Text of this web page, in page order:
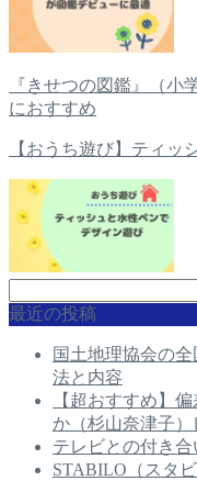
『きせつの図鑑』（小
におすすめ
【おうち遊び】ティッ
最近の投稿
国土地理協会の
法と内容
【超おすすめ】
か（杉山奈津子）
テレビとの付き合
STABILO（スタ